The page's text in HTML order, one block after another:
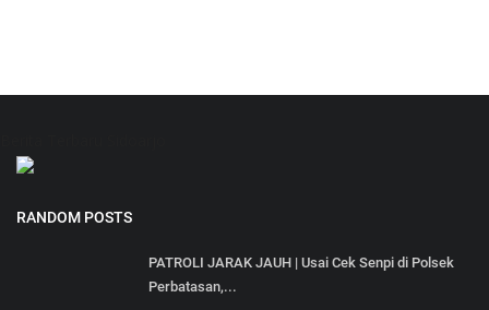
RANDOM POSTS
PATROLI JARAK JAUH | Usai Cek Senpi di Polsek
Perbatasan,...